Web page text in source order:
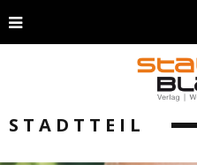
STADTTEIL